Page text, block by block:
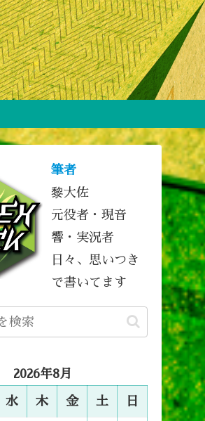
筆者
黎大佐
元役者・現音
響・実況者
日々、思いつき
で書いてます
2026年8月
水 木 金 土 日